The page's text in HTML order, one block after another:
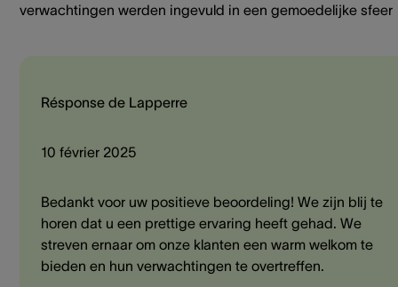
verwachtingen werden ingevuld in een gemoedelijke sfeer
Résponse de Lapperre
10 février 2025
Bedankt voor uw positieve beoordeling! We zijn blij te
horen dat u een prettige ervaring heeft gehad. We
streven ernaar om onze klanten een warm welkom te
bieden en hun verwachtingen te overtreffen.